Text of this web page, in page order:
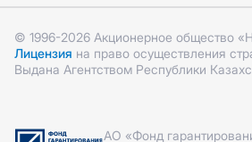
© 1996-2026 Акционерное общество
Лицензия на право осуществления
Выдана Агентством Республики
АО «Фонд